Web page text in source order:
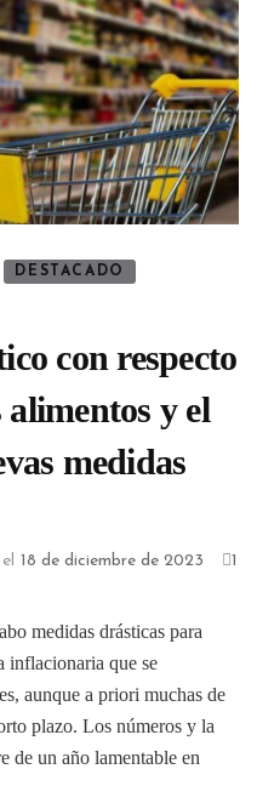
DESTACADO
con respecto
alimentos y el
medidas
18 de diciembre de 2023
1
medidas drásticas para
inflacionaria que se
aunque a priori muchas de
plazo. Los números y la
un año lamentable en